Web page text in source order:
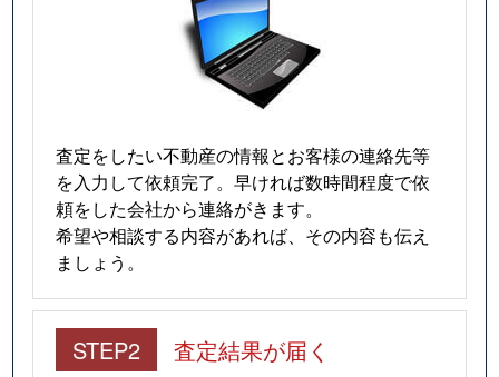
査定をしたい不動産の情報とお客様の連絡先等
を入力して依頼完了。早ければ数時間程度で依
頼をした会社から連絡がきます。
希望や相談する内容があれば、その内容も伝え
ましょう。
STEP2 査定結果が届く